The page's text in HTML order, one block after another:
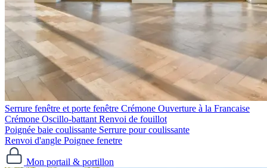
Serrure fenêtre et porte fenêtre
Crémone Ouverture à la Francaise
Crémone Oscillo-battant Renvoi de fouillot
Poignée baie coulissante Serrure pour coulissante
Renvoi d'angle Poignee fenetre
Mon portail & portillon